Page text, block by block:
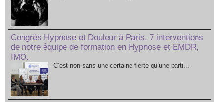
Congrès Hypnose et Douleur à Paris. 7 interventions
de notre équipe de formation en Hypnose et EMDR,
IMO.
C’est non sans une certaine fierté qu’une parti...